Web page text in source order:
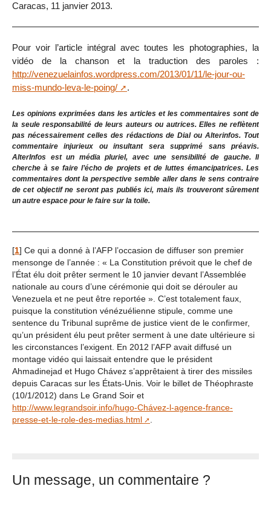
Caracas, 11 janvier 2013.
Pour voir l’article intégral avec toutes les photographies, la
vidéo de la chanson et la traduction des paroles :
http://venezuelainfos.wordpress.com/2013/01/11/le-jour-ou-
miss-mundo-leva-le-poing/
.
Les opinions exprimées dans les articles et les commentaires sont de
la seule responsabilité de leurs auteurs ou autrices. Elles ne reflètent
pas nécessairement celles des rédactions de Dial ou Alterinfos. Tout
commentaire injurieux ou insultant sera supprimé sans préavis.
AlterInfos est un média pluriel, avec une sensibilité de gauche. Il
cherche à se faire l’écho de projets et de luttes émancipatrices. Les
commentaires dont la perspective semble aller dans le sens contraire
de cet objectif ne seront pas publiés ici, mais ils trouveront sûrement
un autre espace pour le faire sur la toile.
[1] Ce qui a donné à l’AFP l’occasion de diffuser son premier
mensonge de l’année : « La Constitution prévoit que le chef de
l’État élu doit prêter serment le 10 janvier devant l’Assemblée
nationale au cours d’une cérémonie qui doit se dérouler au
Venezuela et ne peut être reportée ». C’est totalement faux,
puisque la constitution vénézuélienne stipule, comme une
sentence du Tribunal suprême de justice vient de le confirmer,
qu’un président élu peut prêter serment à une date ultérieure si
les circonstances l’exigent. En 2012 l’AFP avait diffusé un
montage vidéo qui laissait entendre que le président
Ahmadinejad et Hugo Chávez s’apprêtaient à tirer des missiles
depuis Caracas sur les États-Unis. Voir le billet de Théophraste
(10/1/2012) dans Le Grand Soir et
http://www.legrandsoir.info/hugo-Chávez-l-agence-france-
presse-et-le-role-des-medias.html
Un message, un commentaire ?